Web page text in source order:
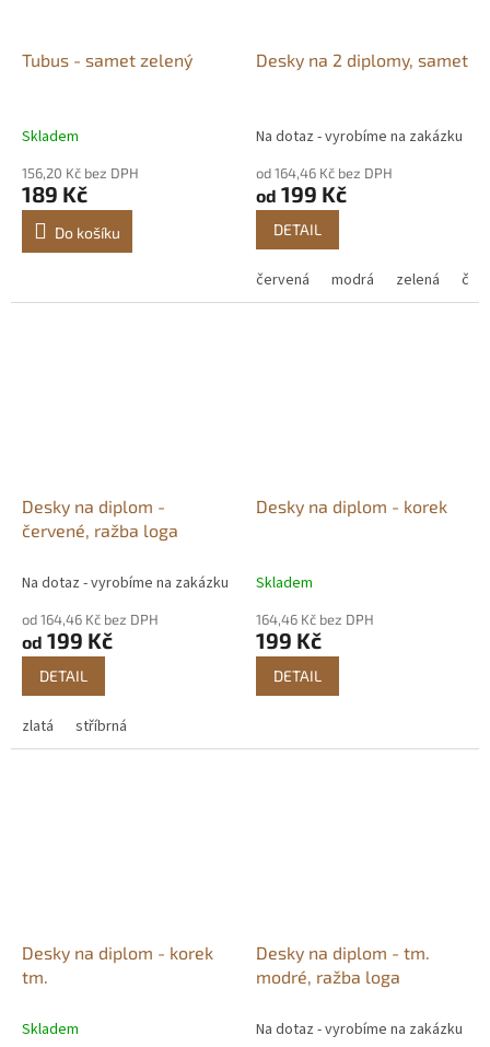
Tubus - samet zelený
Skladem
156,20 Kč bez DPH
189 Kč
Do košíku
Desky na 2 diplomy, samet
Na dotaz - vyrobíme na zakázku
od 164,46 Kč bez DPH
od 199 Kč
DETAIL
červená modrá zelená
Desky na diplom -
červené, ražba loga
Na dotaz - vyrobíme na zakázku
od 164,46 Kč bez DPH
od 199 Kč
DETAIL
zlatá stříbrná
Desky na diplom - korek
Skladem
164,46 Kč bez DPH
199 Kč
DETAIL
Desky na diplom - korek
tm.
Skladem
Desky na diplom - tm.
modré, ražba loga
Na dotaz - vyrobíme na zakázku